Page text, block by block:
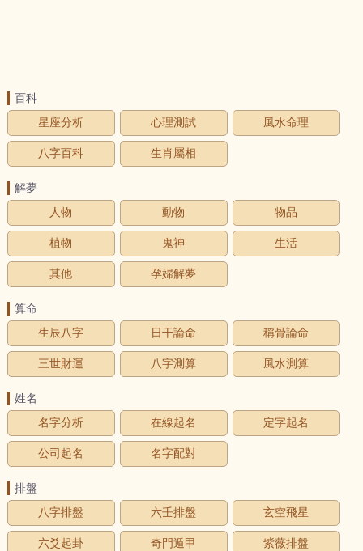
百科
星座分析
心理測試 風水命理
八字百科 生肖屬相
解夢
人物
動物 物品
植物 鬼神 生活
其他 孕婦解夢
算命
生辰八字
日干論命 稱骨論命
三世財運 八字測算 風水測算
姓名
名字分析
在線起名 定字起名
公司起名 名字配對
排盤
八字排盤
六壬排盤 玄空飛星
六爻起卦 奇門遁甲 紫薇排盤